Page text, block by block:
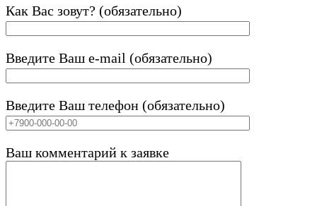
Как Вас зовут? (обязательно)
Введите Ваш e-mail (обязательно)
Введите Ваш телефон (обязательно)
Ваш комментарий к заявке